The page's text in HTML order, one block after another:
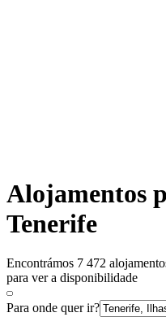
Alojamentos
Tenerife
Encontrámos 7 472
para ver a disponibilidade
Para onde quer ir?